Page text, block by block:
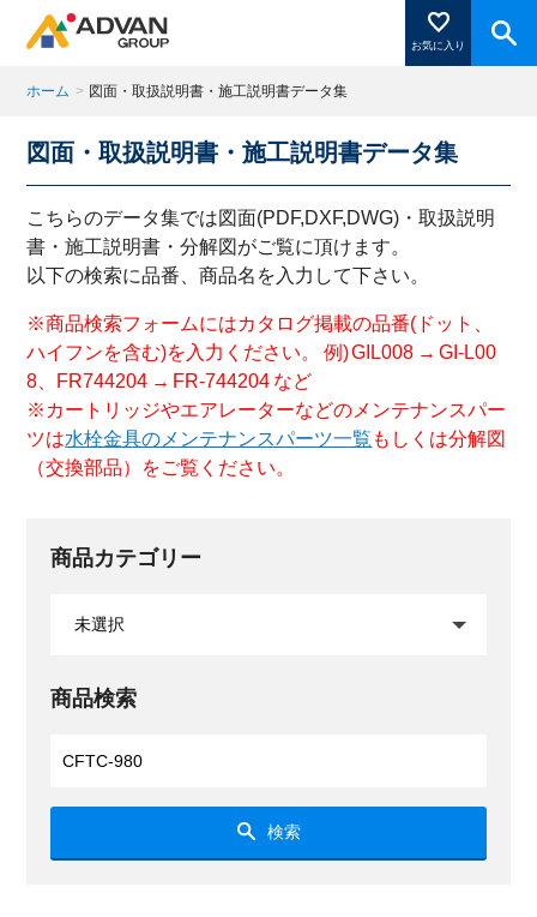
お気に入り
商品ページにある「お気に入り登録」を押すと登録した
商品がここに表示されます。
ホーム > 図面・取扱説明書・施工説明書データ集
図面・取扱説明書・施工説明書データ集
こちらのデータ集では図面(PDF,DXF,DWG)・取扱説明
書・施工説明書・分解図がご覧に頂けます。
以下の検索に品番、商品名を入力して下さい。
※商品検索フォームにはカタログ掲載の品番(ドット、
ハイフンを含む)を入力ください。 例) GIL008 → GI-L00
8、FR744204 → FR-744204 など
※カートリッジやエアレーターなどのメンテナンスパー
ツは水栓金具のメンテナンスパーツ一覧 もしくは分解図
（交換部品）をご覧ください。
商品カテゴリー
商品検索
検索